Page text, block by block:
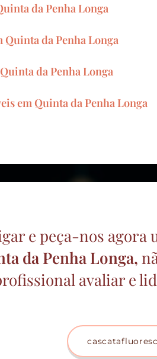
da Penha Longa
Quinta da Penha Longa
da Penha Longa
em Quinta da Penha Longa
e peça-nos agora
da Penha Longa,
avaliar e